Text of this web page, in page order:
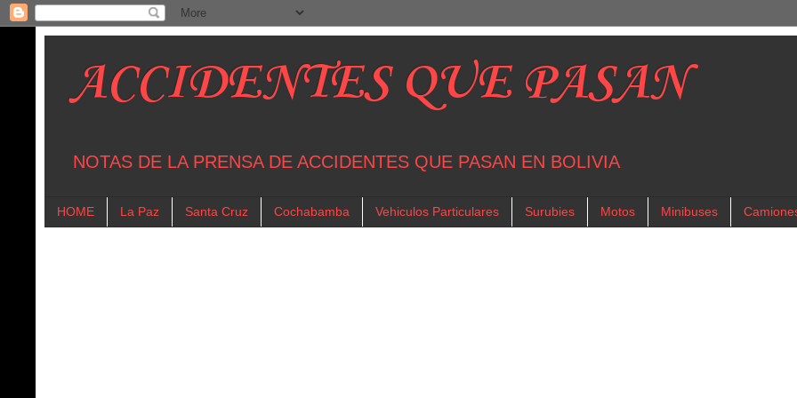
ACCIDENTES QUE PASAN
NOTAS DE LA PRENSA DE ACCIDENTES QUE PASAN EN BOLIVIA
HOME La Paz Santa Cruz Cochabamba Vehiculos Particulares Surubies Motos Minibuses